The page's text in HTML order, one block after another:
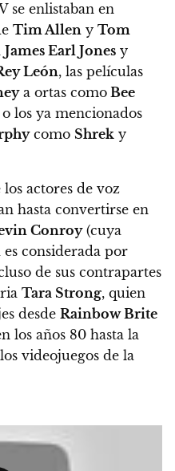
se enlistaban en
Tim Allen y Tom
James Earl Jones y
León, las películas
a ortas como Bee
o los ya mencionados
como Shrek y
actores de voz
hasta convertirse en
Conroy(cuya
es considerada por
de sus contrapartes
Tara Strong, quien
desde Rainbow Brite
los años 80 hasta la
videojuegos de la